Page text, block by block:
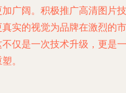
广阔。积极推广高清图片技
实的视觉为品牌在激烈的市
仅是一次技术升级，更是一
。